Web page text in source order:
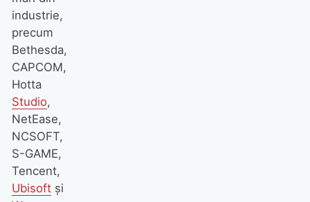
industrie,
precum
Bethesda,
CAPCOM,
Hotta
Studio,
NetEase,
NCSOFT,
S-GAME,
Tencent,
Ubisoftși